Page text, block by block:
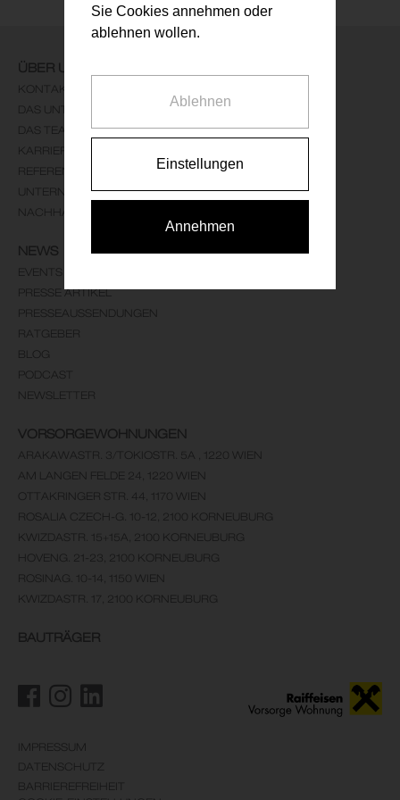
ÜBER UNS
KONTAKT
DAS UNTERNEHMEN
DAS TEAM
KARRIERE
REFERENZEN
UNTERNEHMENSLEITBILD
NACHHALTIGKEIT
NEWS
EVENTS
PRESSE ARTIKEL
PRESSEAUSSENDUNGEN
RATGEBER
BLOG
PODCAST
NEWSLETTER
VORSORGEWOHNUNGEN
ARAKAWASTR. 3/TOKIOSTR. 5A , 1220 WIEN
AM LANGEN FELDE 24, 1220 WIEN
OTTAKRINGER STR. 44, 1170 WIEN
ROSALIA CZECH-G. 10-12, 2100 KORNEUBURG
KWIZDASTR. 15+15A, 2100 KORNEUBURG
HOVENG. 21-23, 2100 KORNEUBURG
ROSINAG. 10-14, 1150 WIEN
KWIZDASTR. 17, 2100 KORNEUBURG
BAUTRÄGER
IMPRESSUM
DATENSCHUTZ
BARRIEREFREIHEIT
Sie Cookies annehmen oder
ablehnen wollen.
Ablehnen
Einstellungen
Annehmen